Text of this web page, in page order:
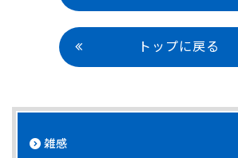
トップに戻る
雑感